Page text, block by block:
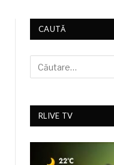
CAUTĂ
RLIVE TV